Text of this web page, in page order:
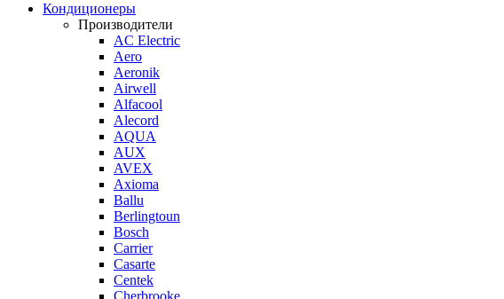
Кондиционеры
Производители
AC Electric
Aero
Aeronik
Airwell
Alfacool
Alecord
AQUA
AUX
AVEX
Axioma
Ballu
Berlingtoun
Bosch
Carrier
Casarte
Centek
Cherbrooke